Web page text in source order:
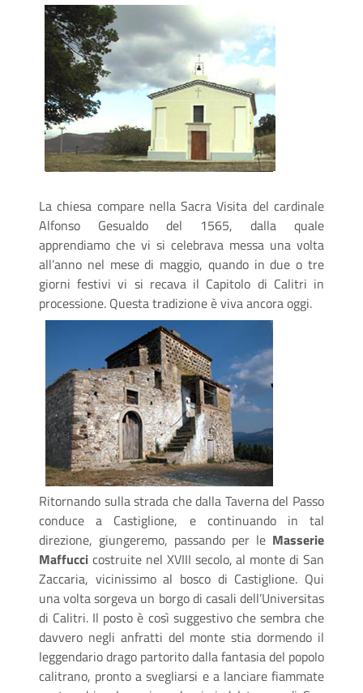
La chiesa compare nella Sacra Visita del cardinale
Alfonso Gesualdo del 1565, dalla quale
apprendiamo che vi si celebrava messa una volta
all’anno nel mese di maggio, quando in due o tre
giorni festivi vi si recava il Capitolo di Calitri in
processione. Questa tradizione è viva ancora oggi.
Ritornando sulla strada che dalla Taverna del Passo
conduce a Castiglione, e continuando in tal
direzione, giungeremo, passando per le Masserie
Maffucci costruite nel XVIII secolo, al monte di San
Zaccaria, vicinissimo al bosco di Castiglione. Qui
una volta sorgeva un borgo di casali dell’Universitas
di Calitri. Il posto è così suggestivo che sembra che
davvero negli anfratti del monte stia dormendo il
leggendario drago partorito dalla fantasia del popolo
calitrano, pronto a svegliarsi e a lanciare fiammate